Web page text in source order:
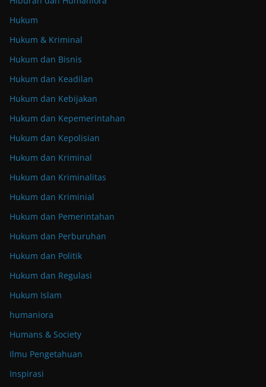
Hukum
Hukum & Kriminal
Hukum dan Bisnis
Hukum dan Keadilan
Hukum dan Kebijakan
Hukum dan Kepemerintahan
Hukum dan Kepolisian
Hukum dan Kriminal
Hukum dan Kriminalitas
Hukum dan Kriminial
Hukum dan Pemerintahan
Hukum dan Perburuhan
Hukum dan Politik
Hukum dan Regulasi
Hukum Islam
humaniora
Humans & Society
Ilmu Pengetahuan
Inspirasi